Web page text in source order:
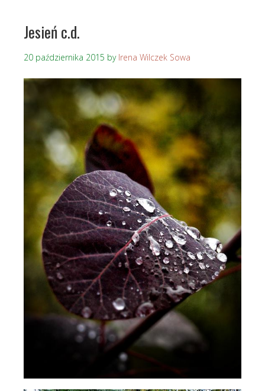
Jesień c.d.
20 października 2015 by Irena Wilczek Sowa